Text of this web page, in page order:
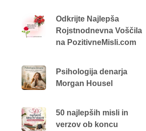
Odkrijte Najlepša
Rojstnodnevna Voščila
na PozitivneMisli.com
Psihologija denarja
Morgan Housel
50 najlepših misli in
verzov ob koncu